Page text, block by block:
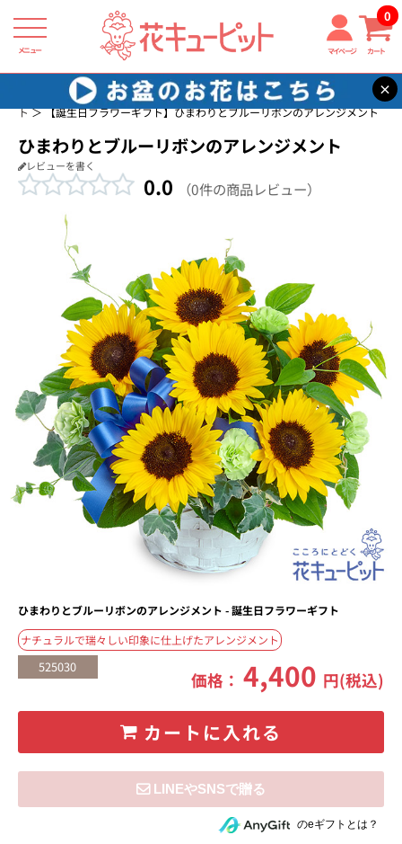
メニュー マイページ カート
0
×
花キューピット
誕生日に贈る花・花束・アレンジメントのフラワーギフ
ト
【誕生日フラワーギフト】ひまわりとブルーリボンのアレンジメント
ひまわりとブルーリボンのアレンジメント
レビューを書く
0.0 （0件の商品レビュー）
ひまわりとブルーリボンのアレンジメント - 誕生日フラワーギフト
ナチュラルで瑞々しい印象に仕上げたアレンジメント
525030
価格：4,400 円(税込)
カートに入れる
住所を知らない相手にeギフトで贈るのeギフトとは？